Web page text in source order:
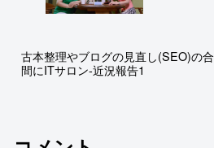
古本整理やブログの見直し(SEO)の合
間にITサロン-近況報告1